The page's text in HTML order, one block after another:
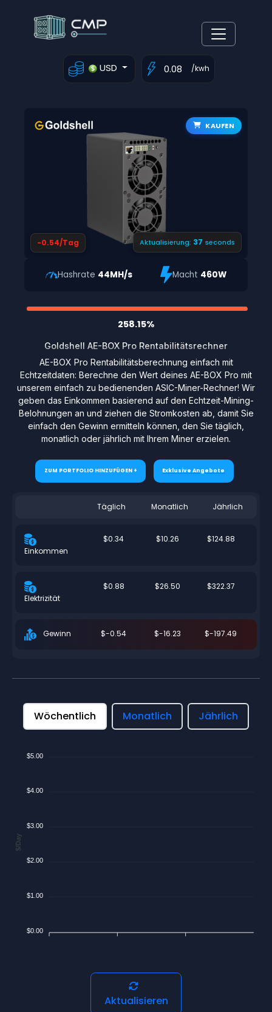
USD /kwh
KAUFEN
-0.54/Tag Aktualisierung: 37 seconds
Hashrate 44MH/s Macht 460W
258.15%
Goldshell AE-BOX Pro Rentabilitätsrechner
AE-BOX Pro Rentabilitätsberechnung einfach mit
Echtzeitdaten: Berechne den Wert deines AE-BOX Pro mit
unserem einfach zu bedienenden ASIC-Miner-Rechner! Wir
geben das Einkommen basierend auf den Echtzeit-Mining-
Belohnungen an und ziehen die Stromkosten ab, damit Sie
einfach den Gewinn ermitteln können, den Sie täglich,
monatlich oder jährlich mit Ihrem Miner erzielen.
ZUM PORTFOLIO HINZUFÜGEN + Exklusive Angebote
Täglich Monatlich Jährlich
Einkommen
$0.34 $10.26 $124.88
Elektrizität
$0.88 $26.50 $322.37
Gewinn $-0.54 $-16.23 $-197.49
Wöchentlich Monatlich Jährlich
$5.00
$4.00
$3.00
$2.00
$1.00
$0.00
$/Day
Aktualisieren